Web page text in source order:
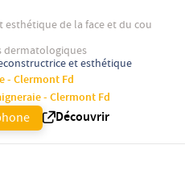
de la face et du cou
dermatologiques
et esthétique
- Clermont Fd
- Clermont Fd
Découvrir